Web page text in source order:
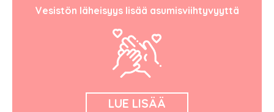
Vesistön läheisyys lisää asumisviihtyvyyttä
LUE LISÄÄ